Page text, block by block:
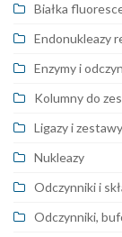
Białka
Endonukleazy
Enzymy i
Kolumny do
Ligazy i
Nukleazy
Odczynniki i
Odczynniki,